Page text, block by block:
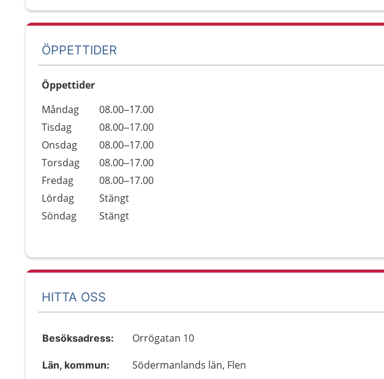
ÖPPETTIDER
Öppettider
Dag
Öppettider
Kommentarer
Måndag
08.00–17.00
Tisdag
08.00–17.00
Onsdag
08.00–17.00
Torsdag
08.00–17.00
Fredag
08.00–17.00
Lördag
Stängt
Söndag
Stängt
HITTA OSS
Besöksadress: Orrögatan 10
Län, kommun: Södermanlands län, Flen